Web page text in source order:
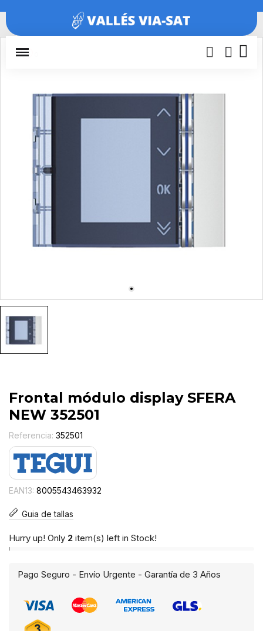
Porteros y videoporteros
módulo display SFERA NEW 352501
Frontal módulo display SFERA
NEW 352501
Referencia: 352501
EAN13: 8005543463932
Guia de tallas
Hurry up! Only 2 item(s) left in Stock!
Pago Seguro - Envío Urgente - Garantía de 3 Años